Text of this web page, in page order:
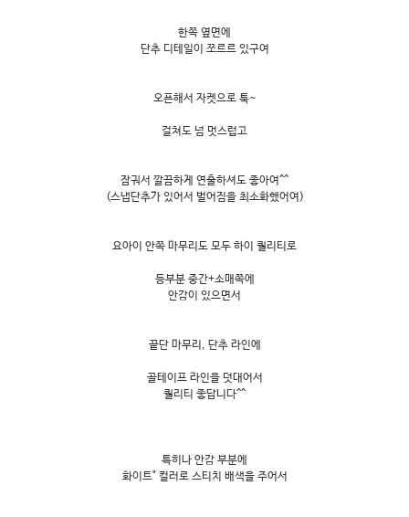
한쪽 옆면에
단추 디테일이 쪼르르 있구여
오픈해서 자켓으로 툭~
걸쳐도 넘 멋스럽고
잠궈서 깔끔하게 연출하셔도 좋아여^^
(스냅단추가 있어서 벌어짐을 최소화했어여)
요아이 안쪽 마무리도 모두 하이 퀄리티로
등부분 중간+소매쪽에
안감이 있으면서
끝단 마무리, 단추 라인에
골테이프 라인을 덧대어서
퀄리티 좋답니다^^
특히나 안감 부분에
화이트" 컬러로 스티치 배색을 주어서